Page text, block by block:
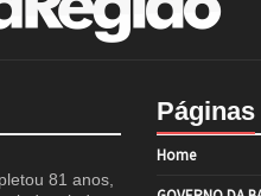
81 anos,
Páginas
Home